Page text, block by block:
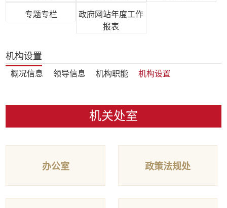
专题专栏
政府网站年度工作
报表
机构设置
概况信息 领导信息 机构职能 机构设置
机关处室
办公室 政策法规处